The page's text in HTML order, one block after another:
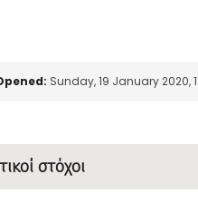
requirements
Sunday, 19 January 2020,
στόχοι